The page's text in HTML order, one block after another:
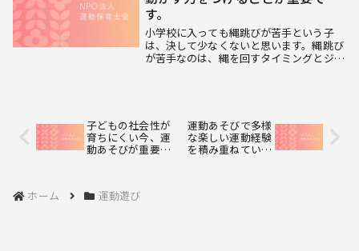
す。
小学校に入っても縄跳びが苦手という子
は、決して少なくないと思います。縄跳び
が苦手なのは、縄を回すタイミングとジャ
子どもの社会性が
育ちにくい今、運
動あそびが重要に
運動あそびで多様
な楽しい運動経験
を積み重ねていき
ホーム 運動遊び